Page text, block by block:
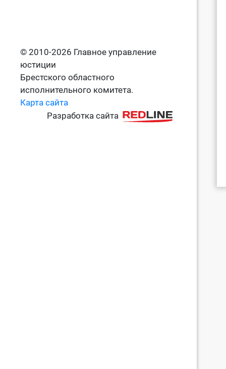
© 2010-2026 Главное управление
юстиции
Брестского областного
исполнительного комитета.
Карта сайта
Разработка сайта